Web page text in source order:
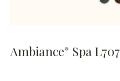
Ambiance® Spa L707